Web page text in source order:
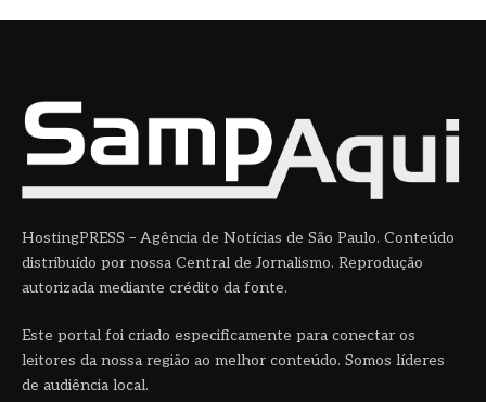
HostingPRESS – Agência de Notícias de São Paulo. Conteúdo
distribuído por nossa Central de Jornalismo. Reprodução
autorizada mediante crédito da fonte.
Este portal foi criado especificamente para conectar os
leitores da nossa região ao melhor conteúdo. Somos líderes
de audiência local.